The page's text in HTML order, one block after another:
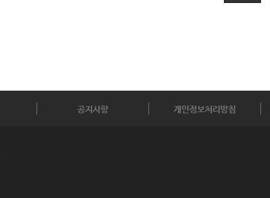
공지사항 개인정보처리방침